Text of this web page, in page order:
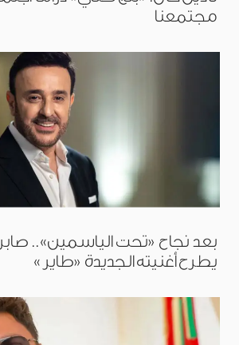
مجتمعنا
بعد نجاح «تحت الياسمين»..
يطرح أغنيته الجديدة «طاير»